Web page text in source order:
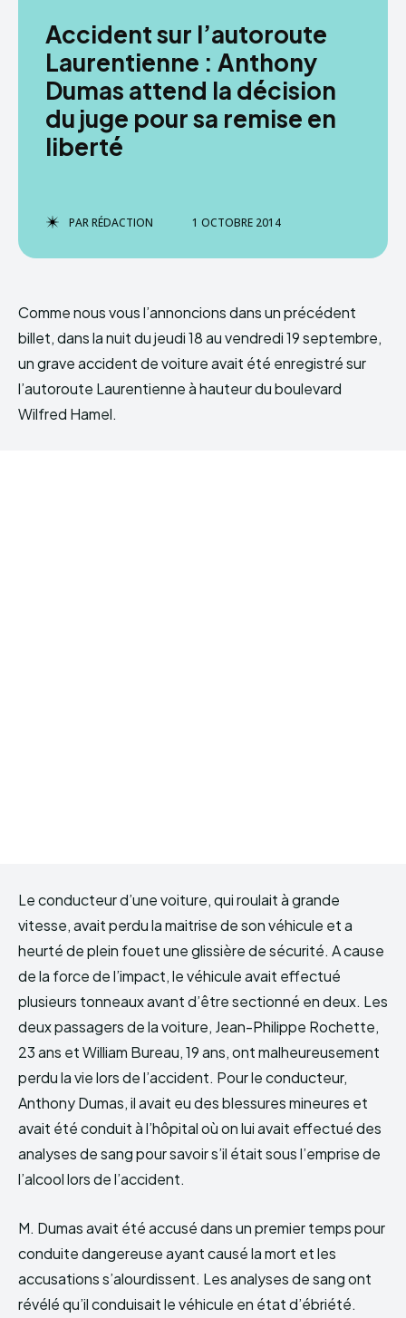
Accident sur l’autoroute
Laurentienne : Anthony
Dumas attend la décision
du juge pour sa remise en
liberté
PARRÉDACTION 1 OCTOBRE 2014
Comme nous vous l’annoncions dans un précédent
billet, dans la nuit du jeudi 18 au vendredi 19 septembre,
un grave accident de voiture avait été enregistré sur
l’autoroute Laurentienne à hauteur du boulevard
Wilfred Hamel.
Le conducteur d’une voiture, qui roulait à grande
vitesse, avait perdu la maitrise de son véhicule et a
heurté de plein fouet une glissière de sécurité. A cause
de la force de l’impact, le véhicule avait effectué
plusieurs tonneaux avant d’être sectionné en deux. Les
deux passagers de la voiture, Jean-Philippe Rochette,
23 ans et William Bureau, 19 ans, ont malheureusement
perdu la vie lors de l’accident. Pour le conducteur,
Anthony Dumas, il avait eu des blessures mineures et
avait été conduit à l’hôpital où on lui avait effectué des
analyses de sang pour savoir s’il était sous l’emprise de
l’alcool lors de l’accident.
M. Dumas avait été accusé dans un premier temps pour
conduite dangereuse ayant causé la mort et les
accusations s’alourdissent. Les analyses de sang ont
révélé qu’il conduisait le véhicule en état d’ébriété.